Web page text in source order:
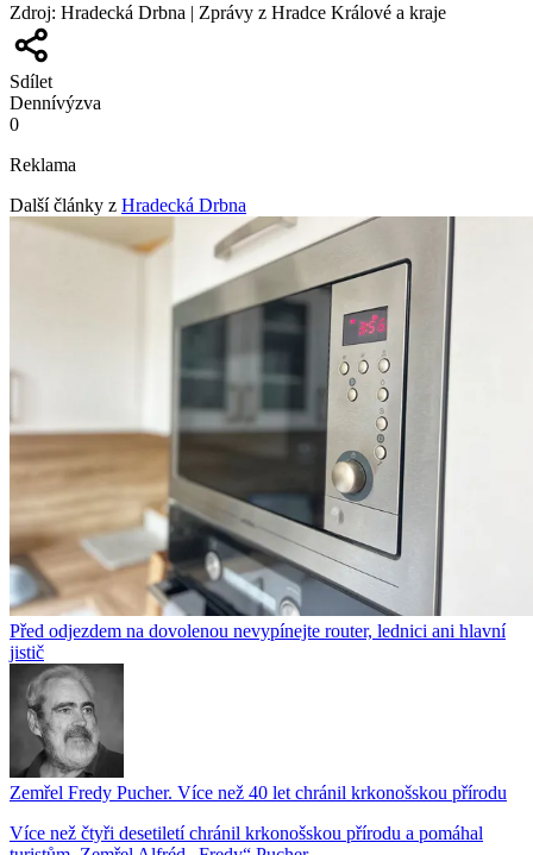
Zdroj: Hradecká Drbna | Zprávy z Hradce Králové a kraje
Sdílet
Dennívýzva
0
Reklama
Další články z Hradecká Drbna
Před odjezdem na dovolenou nevypínejte router, lednici ani hlavní
jistič
Zemřel Fredy Pucher. Více než 40 let chránil krkonošskou přírodu
Více než čtyři desetiletí chránil krkonošskou přírodu a pomáhal